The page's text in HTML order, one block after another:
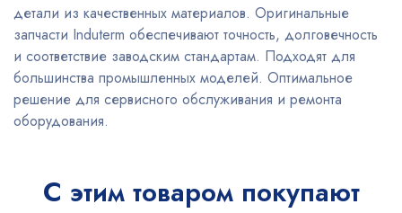
детали из качественных материалов. Оригинальные
запчасти Induterm обеспечивают точность, долговечность
и соответствие заводским стандартам. Подходят для
большинства промышленных моделей. Оптимальное
решение для сервисного обслуживания и ремонта
оборудования.
С этим товаром покупают